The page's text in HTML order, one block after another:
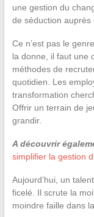
une gestion du
de séduction auprès
Ce n’est pas le
la donne, il faut une
méthodes de
quotidien. Les
transformation
Offrir un terrain de
grandir.
A découvrir
simplifier la gestion
Aujourd’hui, un
ficelé. Il scrute la
moindre faille dans